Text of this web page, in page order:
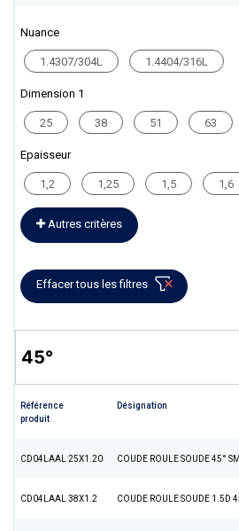
Nuance
1.4307/304L 1.4404/316L
Dimension 1
25 38 51 63
Epaisseur
1,2 1,25 1,5 1,6
Autres critères
Effacer tous les filtres
45°
Référence
produit
Désignation
CD04LAAL 25X1.20 COUDE ROULE SOUDE 45°
CD04LAAL 38X1.2 COUDE ROULE SOUDE 1.5D